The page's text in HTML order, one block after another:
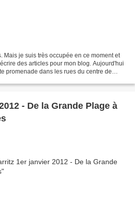
Mais je suis très occupée en ce moment et
des articles pour mon blog. Aujourd'hui
promenade dans les rues du centre de
- De la Grande Plage à